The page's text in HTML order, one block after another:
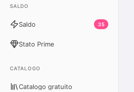
SALDO
Saldo 35
Stato Prime
CATALOGO
Catalogo gratuito